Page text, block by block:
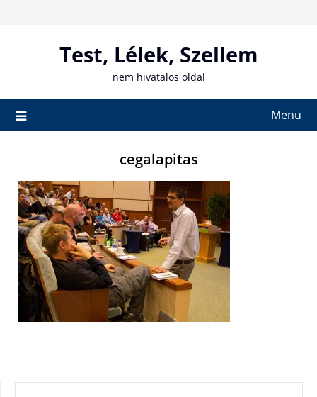
Test, Lélek, Szellem
nem hivatalos oldal
Menu
cegalapitas